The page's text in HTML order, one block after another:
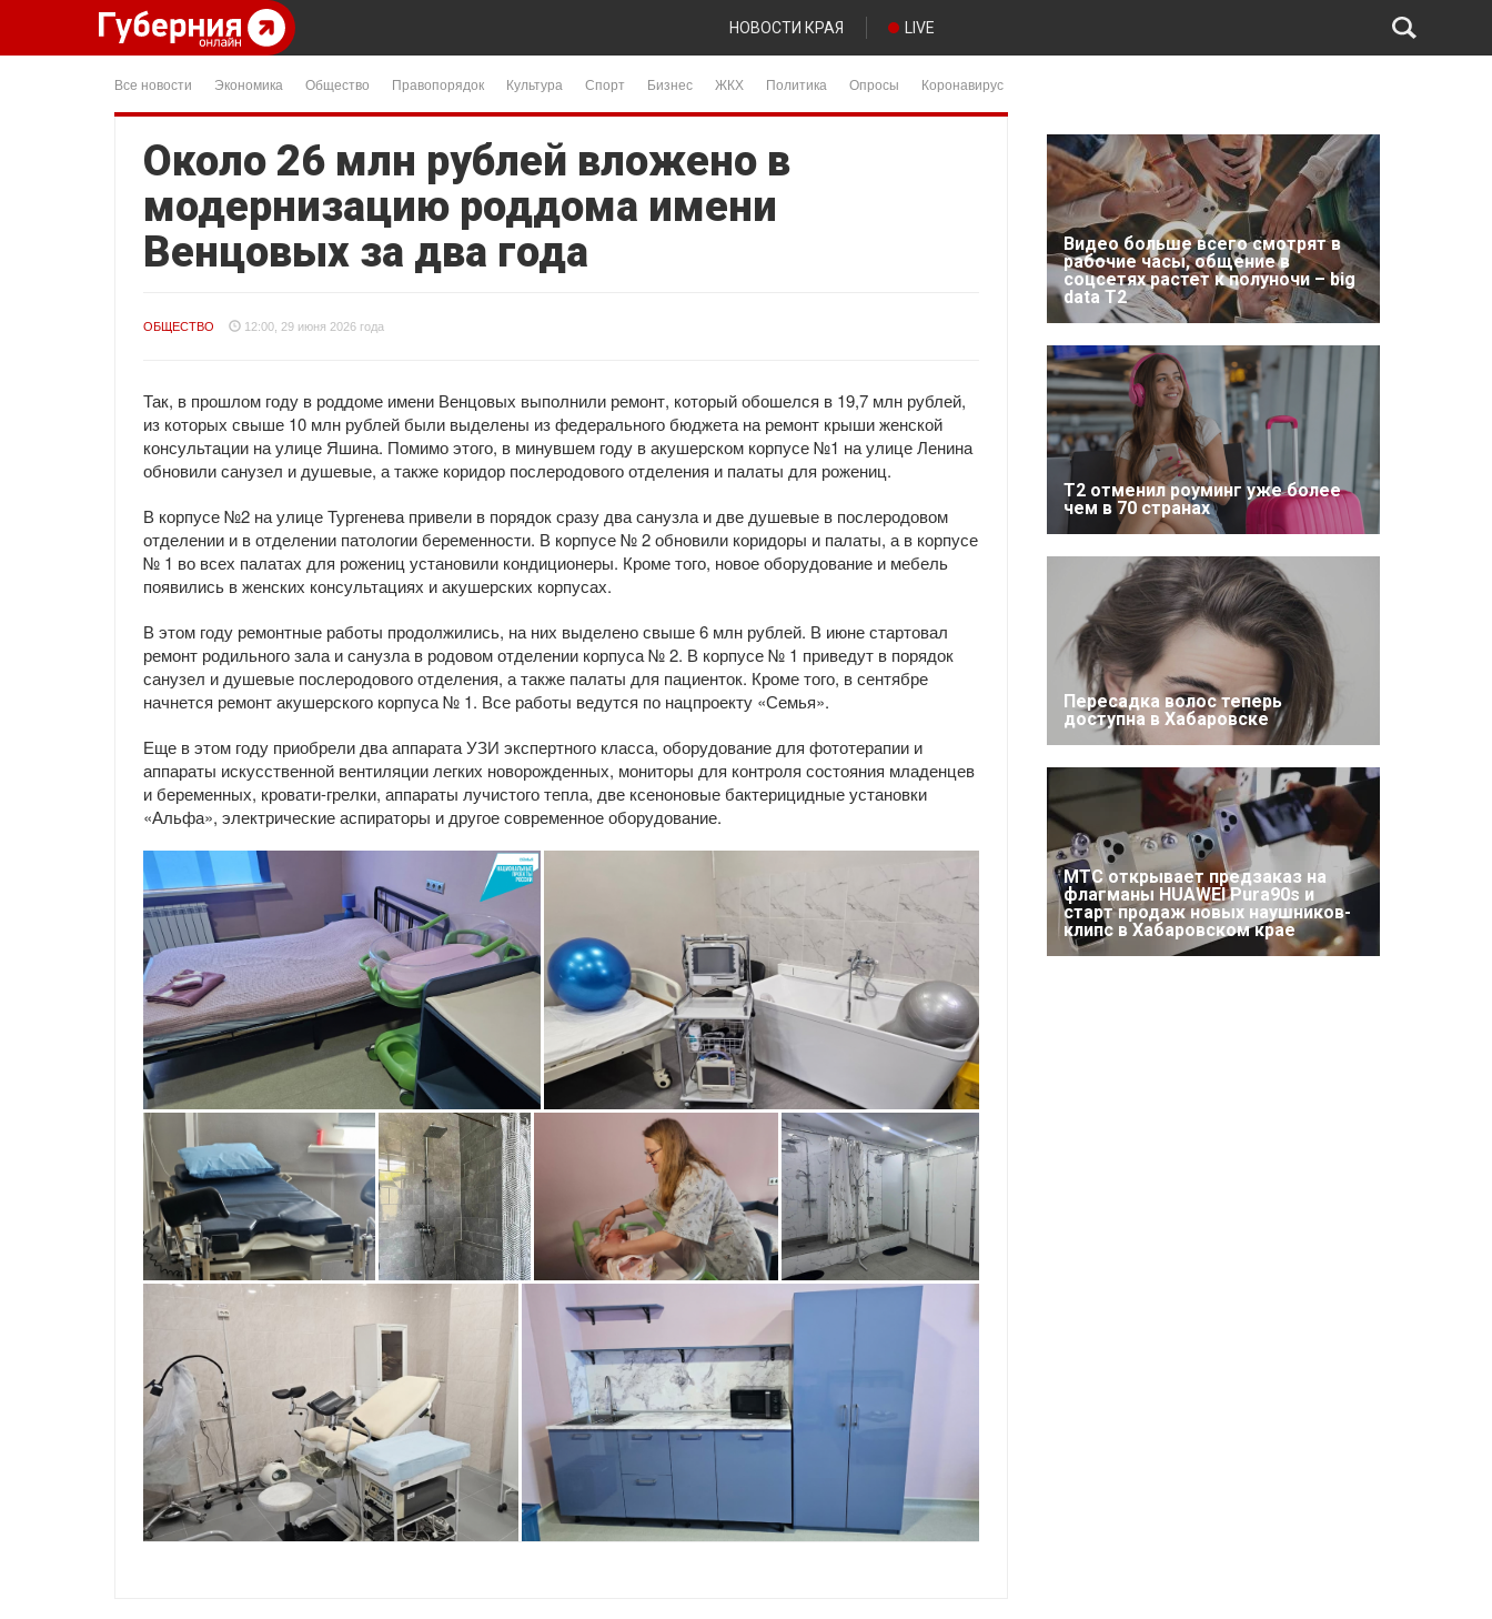
НОВОСТИ КРАЯ LIVE
Все новости Экономика Общество Правопорядок Культура Спорт Бизнес ЖКХ Политика Опросы Коронавирус
Около 26 млн рублей вложено в
модернизацию роддома имени
Венцовых за два года
ОБЩЕСТВО 12:00, 29 июня 2026 года
Так, в прошлом году в роддоме имени Венцовых выполнили ремонт, который обошелся в 19,7 млн рублей,
из которых свыше 10 млн рублей были выделены из федерального бюджета на ремонт крыши женской
консультации на улице Яшина. Помимо этого, в минувшем году в акушерском корпусе №1 на улице Ленина
обновили санузел и душевые, а также коридор послеродового отделения и палаты для рожениц.
В корпусе №2 на улице Тургенева привели в порядок сразу два санузла и две душевые в послеродовом
отделении и в отделении патологии беременности. В корпусе № 2 обновили коридоры и палаты, а в корпусе
№ 1 во всех палатах для рожениц установили кондиционеры. Кроме того, новое оборудование и мебель
появились в женских консультациях и акушерских корпусах.
В этом году ремонтные работы продолжились, на них выделено свыше 6 млн рублей. В июне стартовал
ремонт родильного зала и санузла в родовом отделении корпуса № 2. В корпусе № 1 приведут в порядок
санузел и душевые послеродового отделения, а также палаты для пациенток. Кроме того, в сентябре
начнется ремонт акушерского корпуса № 1. Все работы ведутся по нацпроекту «Семья».
Еще в этом году приобрели два аппарата УЗИ экспертного класса, оборудование для фототерапии и
аппараты искусственной вентиляции легких новорожденных, мониторы для контроля состояния младенцев
и беременных, кровати-грелки, аппараты лучистого тепла, две ксеноновые бактерицидные установки
«Альфа», электрические аспираторы и другое современное оборудование.
Видео больше всего смотрят в
рабочие часы, общение в
соцсетях растет к полуночи – big
data T2
Т2 отменил роуминг уже более
чем в 70 странах
Пересадка волос теперь
доступна в Хабаровске
МТС открывает предзаказ на
флагманы HUAWEI Pura90s и
старт продаж новых наушников-
клипс в Хабаровском крае